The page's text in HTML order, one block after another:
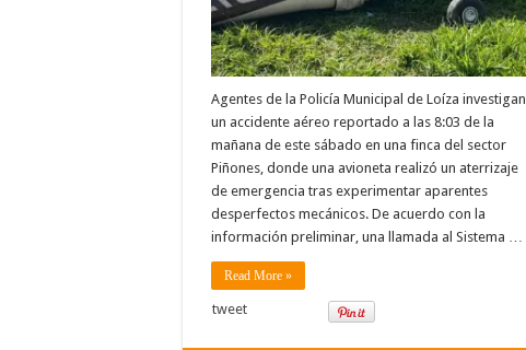
Agentes de la Policía Municipal de Loíza investigan
un accidente aéreo reportado a las 8:03 de la
mañana de este sábado en una finca del sector
Piñones, donde una avioneta realizó un aterrizaje
de emergencia tras experimentar aparentes
desperfectos mecánicos. De acuerdo con la
información preliminar, una llamada al Sistema …
Read More »
tweet